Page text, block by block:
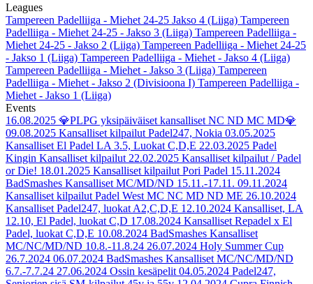
Leagues
Tampereen Padelliiga - Miehet 24-25 Jakso 4 (Liiga) Tampereen
Padelliiga - Miehet 24-25 - Jakso 3 (Liiga) Tampereen Padelliiga -
Miehet 24-25 - Jakso 2 (Liiga) Tampereen Padelliiga - Miehet 24-25
- Jakso 1 (Liiga) Tampereen Padelliiga - Miehet - Jakso 4 (Liiga)
Tampereen Padelliiga - Miehet - Jakso 3 (Liiga) Tampereen
Padelliiga - Miehet - Jakso 2 (Divisioona I) Tampereen Padelliiga -
Miehet - Jakso 1 (Liiga)
Events
16.08.2025 💎PLPG yksipäiväiset kansalliset NC ND MC MD💎
09.08.2025 Kansalliset kilpailut Padel247, Nokia 03.05.2025
Kansalliset El Padel LA 3.5, Luokat C,D,E 22.03.2025 Padel
Kingin Kansalliset kilpailut 22.02.2025 Kansalliset kilpailut / Padel
or Die! 18.01.2025 Kansalliset kilpailut Pori Padel 15.11.2024
BadSmashes Kansalliset MC/MD/ND 15.11.-17.11. 09.11.2024
Kansalliset kilpailut Padel West MC NC MD ND ME 26.10.2024
Kansalliset Padel247, luokat A2,C,D,E 12.10.2024 Kansalliset, LA
12.10, El Padel, luokat C,D 17.08.2024 Kansalliset Repadel x El
Padel, luokat C,D,E 10.08.2024 BadSmashes Kansalliset
MC/NC/MD/ND 10.8.-11.8.24 26.07.2024 Holy Summer Cup
26.7.2024 06.07.2024 BadSmashes Kansalliset MC/NC/MD/ND
6.7.-7.7.24 27.06.2024 Ossin kesäpelit 04.05.2024 Padel247,